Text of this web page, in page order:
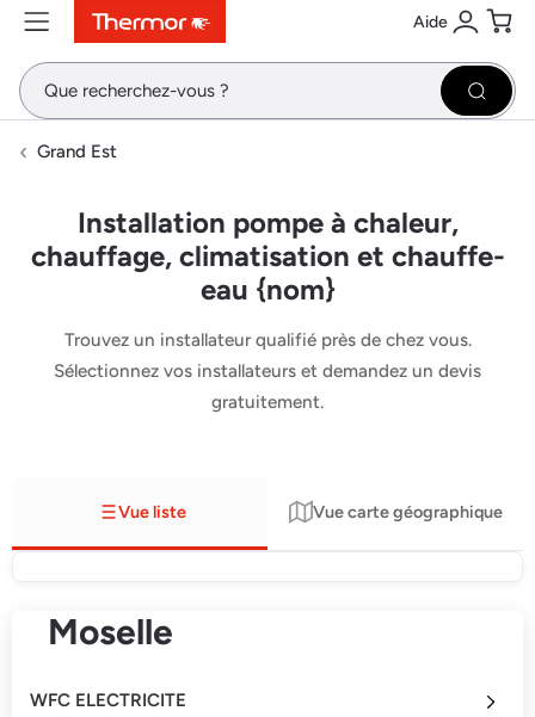
ContenuMenuRecherche Aide
Se
Grand Est
Installation pompe à chaleur,
chauffage, climatisation et chauffe-
eau {nom}
Trouvez un installateur qualifié près de chez vous.
Sélectionnez vos installateurs et demandez un devis
gratuitement.
Vue liste Vue carte géographique
Moselle
WFC ELECTRICITE